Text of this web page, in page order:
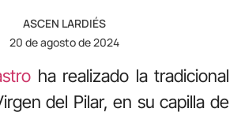
ASCEN LARDIÉS
20 de agosto de 2024
ha realizado la tradicional
del Pilar, en su capilla de